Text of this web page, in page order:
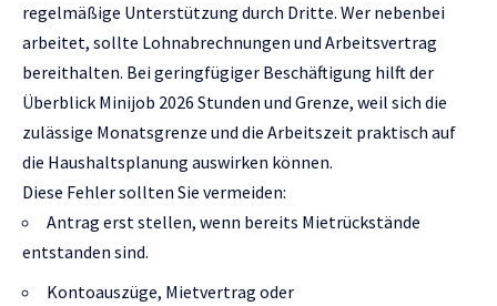
regelmäßige Unterstützung durch Dritte. Wer nebenbei
arbeitet, sollte Lohnabrechnungen und Arbeitsvertrag
bereithalten. Bei geringfügiger Beschäftigung hilft der
Überblick Minijob 2026 Stunden und Grenze, weil sich die
zulässige Monatsgrenze und die Arbeitszeit praktisch auf
die Haushaltsplanung auswirken können.
Diese Fehler sollten Sie vermeiden:
Antrag erst stellen, wenn bereits Mietrückstände
entstanden sind.
Kontoauszüge, Mietvertrag oder